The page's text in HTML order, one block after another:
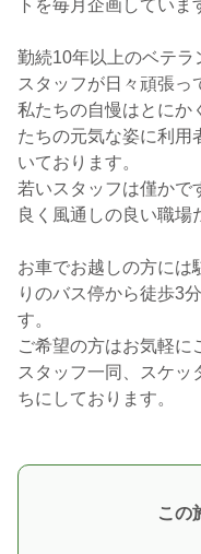
トを毎月企画していま
勤続10年以上のベテ
スタッフが日々頑張っ
私たちの自慢はとにか
たちの元気な姿に利用
いております。
若いスタッフは僅かで
良く風通しの良い職場
お車でお越しの方には
りのバス停から徒歩3
す。
ご希望の方はお気軽に
スタッフ一同、スケッ
この